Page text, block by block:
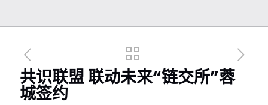
共识联盟 联动未来“链交所”蓉
城签约